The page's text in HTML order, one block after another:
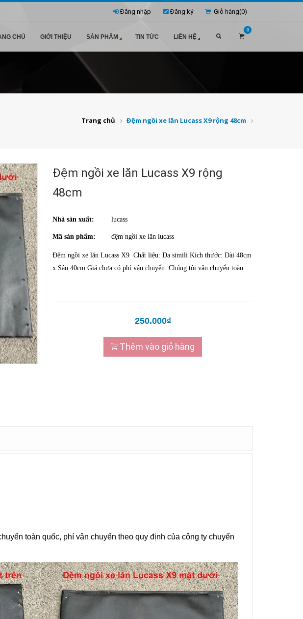
Giỏ hàng(0)
Đăng nhập Đăng ký
0
CHỦ GIỚI THIỆU SẢN PHẨM TIN TỨC LIÊN HỆ
Trang chủ Đệm ngồi xe lăn Lucass X9 rộng 48cm
Đệm ngồi xe lăn Lucass X9 rộng
48cm
Nhà sản xuất: lucass
Mã sản phẩm: đệm ngồi xe lăn lucass
Đệm ngồi xe lăn Lucass X9 Chất liệu: Da simili Kích thước: Dài 48cm
x Sâu 40cm Giá chưa có phí vận chuyển. Chúng tôi vận chuyển toàn...
250.000₫
Thêm vào giỏ hàng
toàn quốc, phí vận chuyển theo quy định của công ty chuyển